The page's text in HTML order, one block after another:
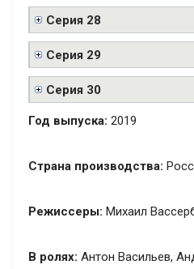
Серия 28
Серия 29
Серия 30
Год выпуска: 2019
Страна производства:
Режиссеры: Михаил
В ролях: Антон Васильев,